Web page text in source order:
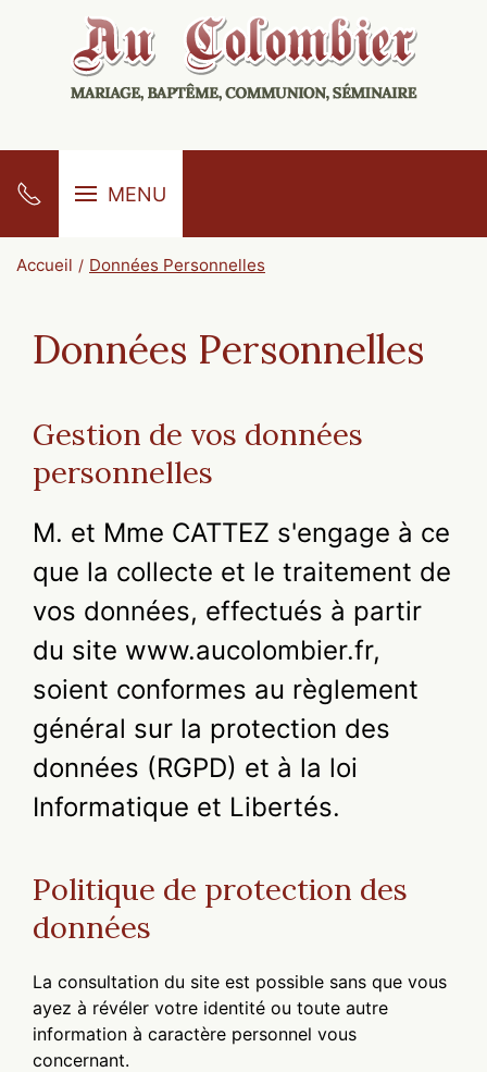
MENU
Accueil Données Personnelles
Données Personnelles
Gestion de vos données
personnelles
M. et Mme CATTEZ s'engage à ce
que la collecte et le traitement de
vos données, effectués à partir
du site www.aucolombier.fr,
soient conformes au règlement
général sur la protection des
données (RGPD) et à la loi
Informatique et Libertés.
Politique de protection des
données
La consultation du site est possible sans que vous
ayez à révéler votre identité ou toute autre
information à caractère personnel vous
concernant.